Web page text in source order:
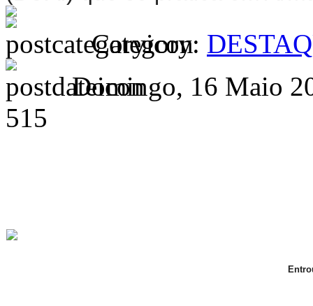
Category:
Domingo, 16 Maio
515